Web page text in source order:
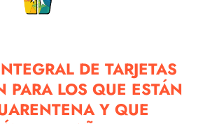
DE TARJETAS
PARA LOS QUE ESTÁN
Y QUE